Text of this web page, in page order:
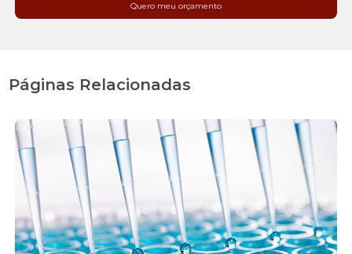
Quero meu orçamento
Páginas Relacionadas